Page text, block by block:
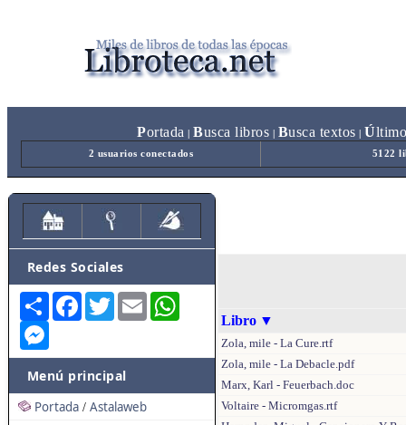
Portada Busca libros Busca textos Ú
2 usuarios conectados 5122
Redes Sociales
Share FacebookTwitterEmail
Menú principal
Portada / Astalaweb
Libro ▼
Zola, mile - La Cure.rtf
Zola, mile - La Debacle.pdf
Marx, Karl - Feuerbach.doc
Voltaire - Micromgas.rtf